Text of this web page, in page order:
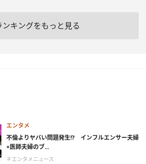
ンキングをもっと見る
エンタメ
不倫よりヤバい問題発生!? インフルエンサー夫婦
×医師夫婦のブ...
＃エンタメニュース